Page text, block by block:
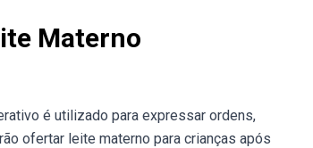
Materno
é utilizado para expressar ordens,
ofertar leite materno para crianças após